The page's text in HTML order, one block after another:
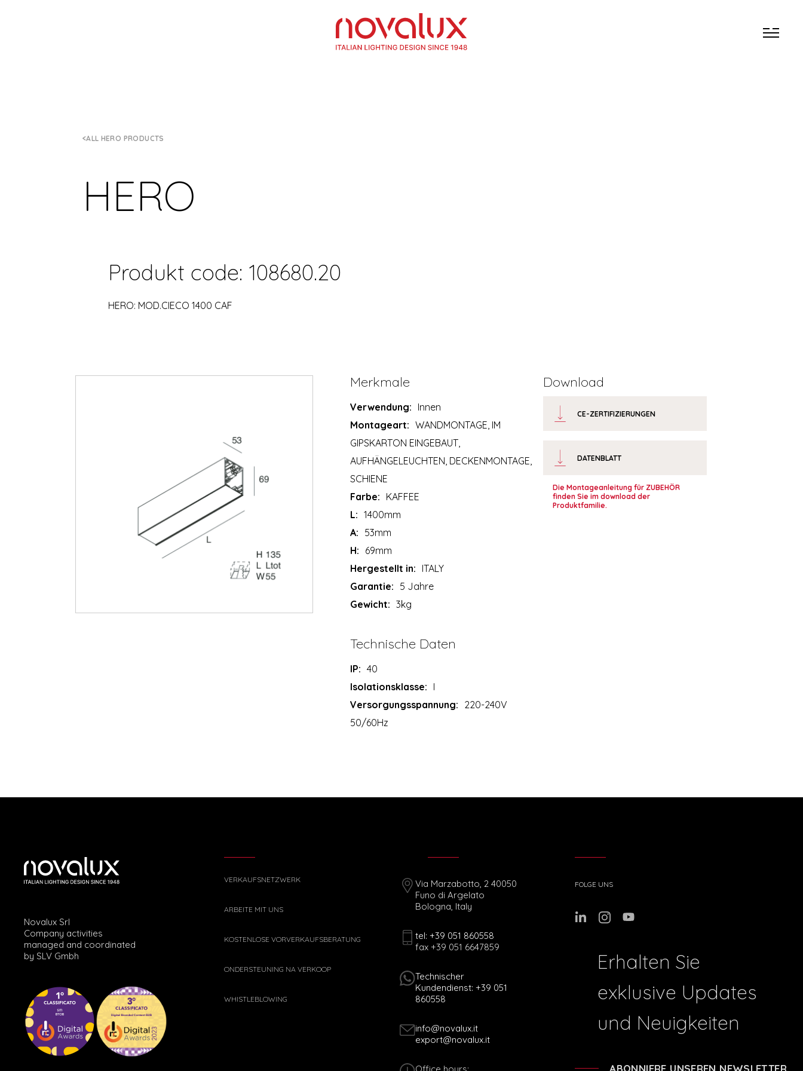
ALL HERO PRODUCTS
HERO
Produkt code: 108680.20
HERO: MOD.CIECO 1400 CAF
Merkmale
Verwendung: Innen
Montageart: WANDMONTAGE, IM
GIPSKARTON EINGEBAUT,
AUFHÄNGELEUCHTEN, DECKENMONTAGE,
SCHIENE
Farbe: KAFFEE
L: 1400mm
A: 53mm
H: 69mm
Hergestellt in: ITALY
Garantie: 5 Jahre
Gewicht: 3kg
Technische Daten
IP: 40
Isolationsklasse: I
Versorgungsspannung: 220-240V
50/60Hz
Download
CE-ZERTIFIZIERUNGEN
DATENBLATT
Die Montageanleitung für ZUBEHÖR
finden Sie im download der
Produktfamilie.
Novalux Srl
Company activities
managed and coordinated
by SLV Gmbh
VERKAUFSNETZWERK
ARBEITE MIT UNS
KOSTENLOSE VORVERKAUFSBERATUNG
ONDERSTEUNING NA VERKOOP
WHISTLEBLOWING
Via Marzabotto, 2 40050
Funo di Argelato
Bologna, Italy
tel: +39 051 860558
fax +39 051 6647859
Technischer
Kundendienst: +39 051
860558
info@novalux.it
export@novalux.it
FOLGE UNS
Erhalten Sie
exklusive Updates
und Neuigkeiten